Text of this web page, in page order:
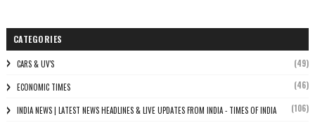
CATEGORIES
CARS & UV'S (49)
ECONOMIC TIMES (46)
INDIA NEWS | LATEST NEWS HEADLINES & LIVE UPDATES FROM INDIA - TIMES OF INDIA (106)